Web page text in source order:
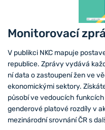
Monitorovací
V publikci NKC mapuje
republice. Zprávy vydává
ní data o zastoupení žen ve
ekonomickými sektory.
působí ve vedoucích
genderové platové rozdíly v
mezinárodní srovnání ČR s